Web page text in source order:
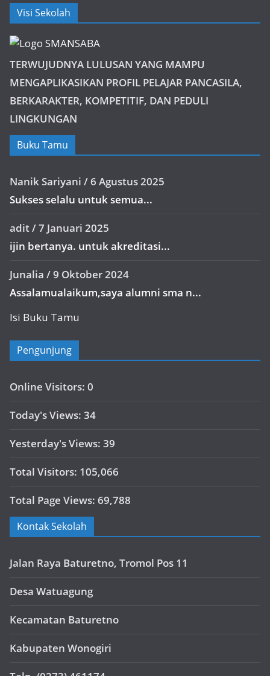
Visi Sekolah
TERWUJUDNYA LULUSAN YANG MAMPU
MENGAPLIKASIKAN PROFIL PELAJAR PANCASILA,
BERKARAKTER, KOMPETITIF, DAN PEDULI
LINGKUNGAN
Buku Tamu
Nanik Sariyani /6 Agustus 2025
Sukses selalu untuk semua...
adit/7 Januari 2025
ijin bertanya. untuk akreditasi...
Junalia /9 Oktober 2024
Assalamualaikum,saya alumni sma n...
Isi Buku Tamu
Pengunjung
Online Visitors: 0
Today's Views: 34
Yesterday's Views: 39
Total Visitors: 105,066
Total Page Views: 69,788
Kontak Sekolah
Jalan Raya Baturetno, Tromol Pos 11
Desa Watuagung
Kecamatan Baturetno
Kabupaten Wonogiri